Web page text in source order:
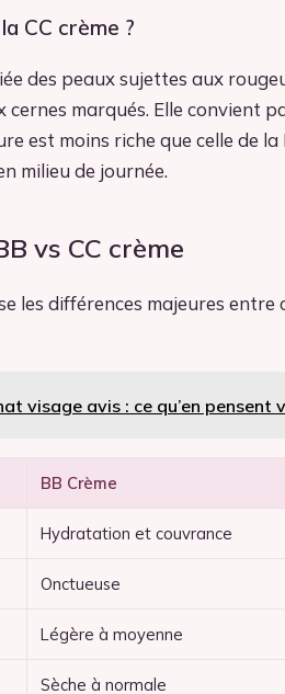
CC crème ?
des peaux sujettes aux
cernes marqués. Elle convient
est moins riche que celle de
milieu de journée.
vs CC crème
les différences majeures
visage avis : ce qu’en
BB Crème
Hydratation et couvrance
Onctueuse
Légère à moyenne
Sèche à normale